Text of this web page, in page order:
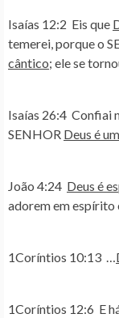
Isaías 12:2 Eis que
temerei, porque o
cântico; ele se
Isaías 26:4 Confiai
SENHOR Deus é
João 4:24 Deus é
adorem em espírito
1Coríntios 10:13 …
1Coríntios 12:6 E